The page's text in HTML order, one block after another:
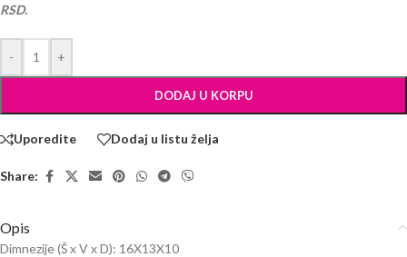
RSD.
- +
DODAJ U KORPU
Uporedite Dodaj u listu želja
Share:
Opis
Dimnezije (Š x V x D): 16X13X10